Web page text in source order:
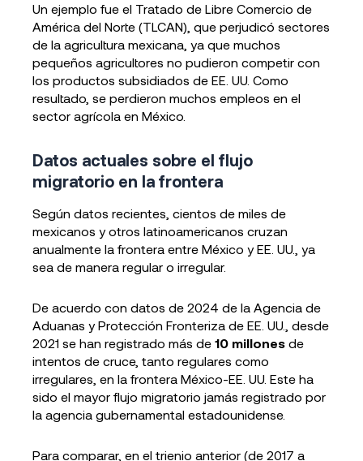
Un ejemplo fue el Tratado de Libre Comercio de
América del Norte (TLCAN), que perjudicó sectores
de la agricultura mexicana, ya que muchos
pequeños agricultores no pudieron competir con
los productos subsidiados de EE. UU. Como
resultado, se perdieron muchos empleos en el
sector agrícola en México.
Datos actuales sobre el flujo
migratorio en la frontera
Según datos recientes, cientos de miles de
mexicanos y otros latinoamericanos cruzan
anualmente la frontera entre México y EE. UU., ya
sea de manera regular o irregular.
De acuerdo con datos de 2024 de la Agencia de
Aduanas y Protección Fronteriza de EE. UU., desde
2021 se han registrado más de 10 millones de
intentos de cruce, tanto regulares como
irregulares, en la frontera México-EE. UU. Este ha
sido el mayor flujo migratorio jamás registrado por
la agencia gubernamental estadounidense.
Para comparar, en el trienio anterior (de 2017 a